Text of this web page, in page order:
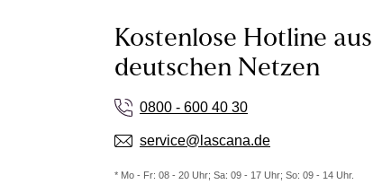
Kostenlose Hotline
deutschen Netzen
0800 - 600 40 30
service@lascana.de
* Mo - Fr: 08 - 20 Uhr; Sa: 09 - 17 Uhr; So: 09 - 14 Uhr.